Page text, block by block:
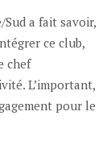
a fait savoir,
ce club,
chef
L’important,
pour le